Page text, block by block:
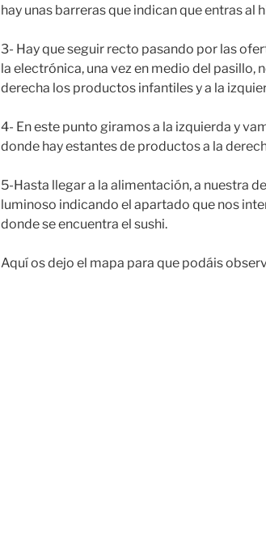
hay unas barreras que indican que entras al
3- Hay que seguir recto pasando por las
la electrónica, una vez en medio del pasillo,
derecha los productos infantiles y a la
4- En este punto giramos a la izquierda y
donde hay estantes de productos a la
5-Hasta llegar a la alimentación, a nuestra
luminoso indicando el apartado que nos
donde se encuentra el sushi.
Aquí os dejo el mapa para que podáis